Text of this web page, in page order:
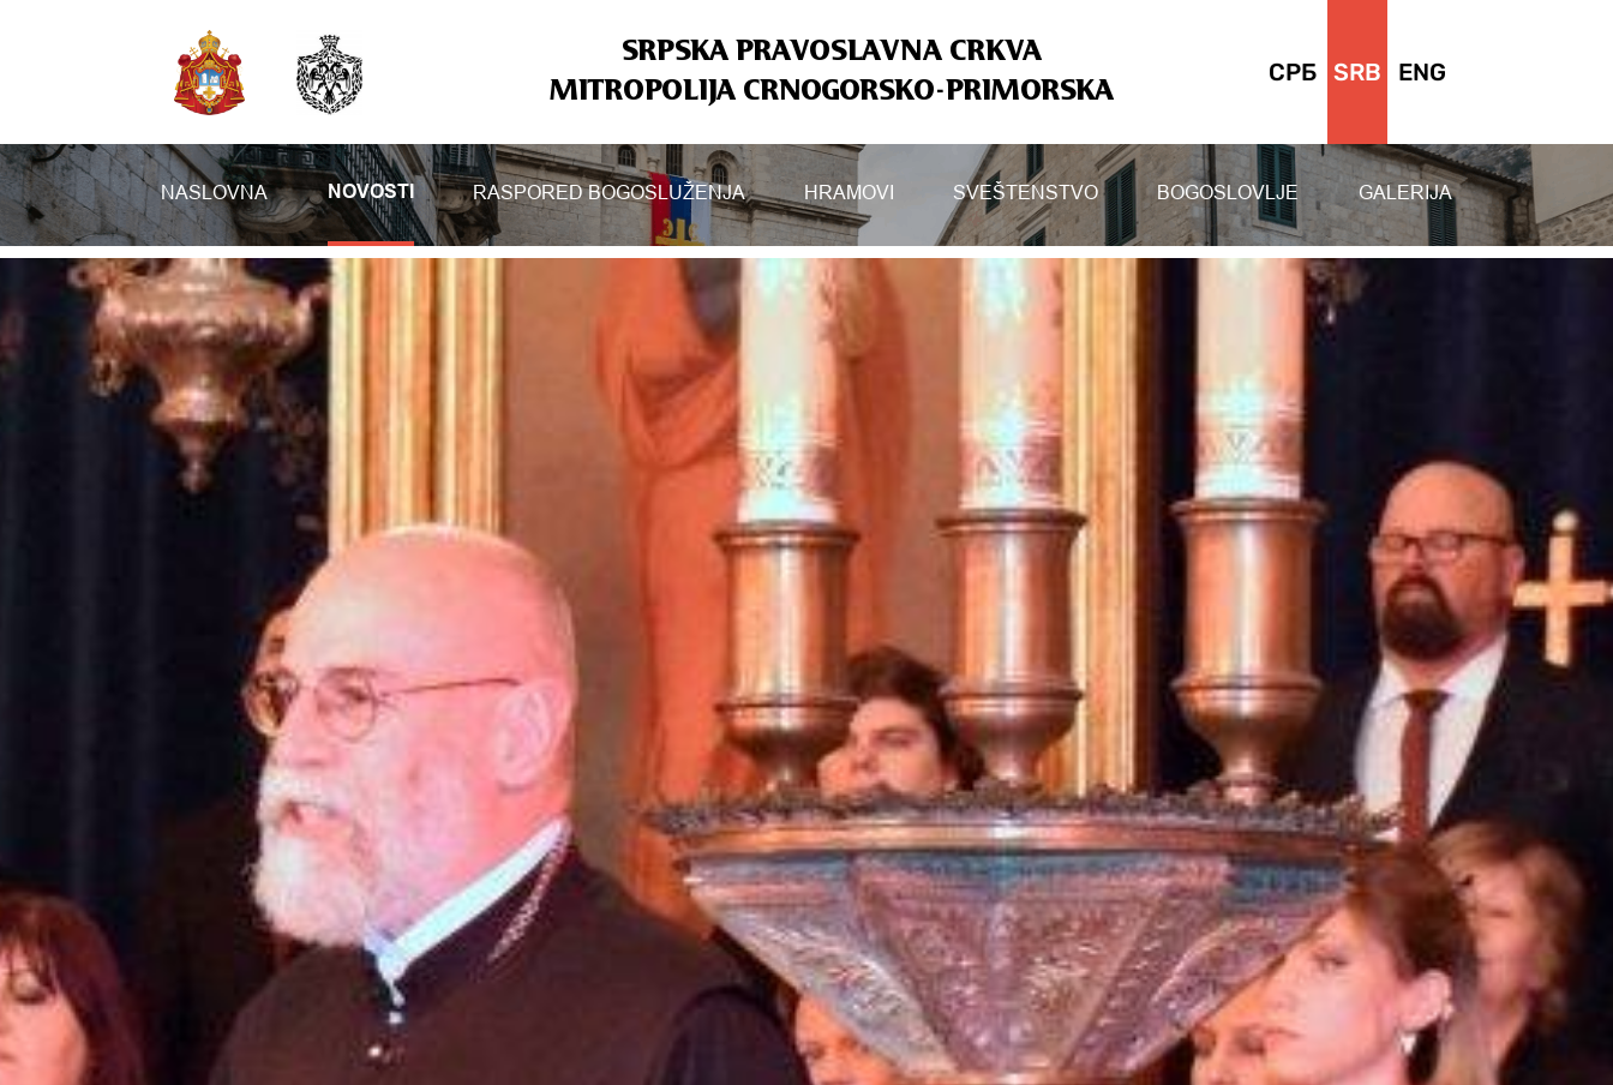
SRPSKA PRAVOSLAVNA CRKVA
MITROPOLIJA CRNOGORSKO-PRIMORSKA
СРБ SRB ENG
NASLOVNA NOVOSTI RASPORED BOGOSLUŽENJA HRAMOVI SVEŠTENSTVO BOGOSLOVLJE GALERIJA